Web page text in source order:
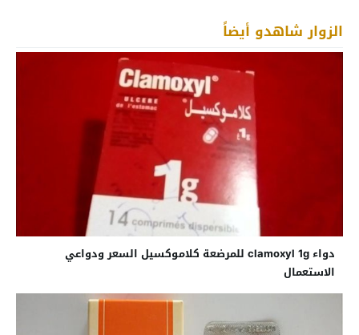
الزوار شاهدو أيضاً
دواء clamoxyl 1g للمرضعة كلاموكسيل السعر ودواعي
الاستعمال